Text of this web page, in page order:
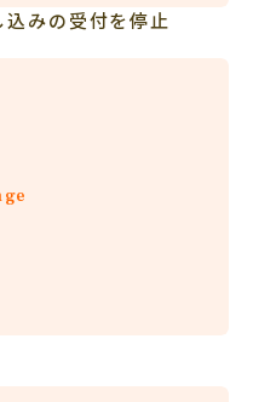
みの受付を停止